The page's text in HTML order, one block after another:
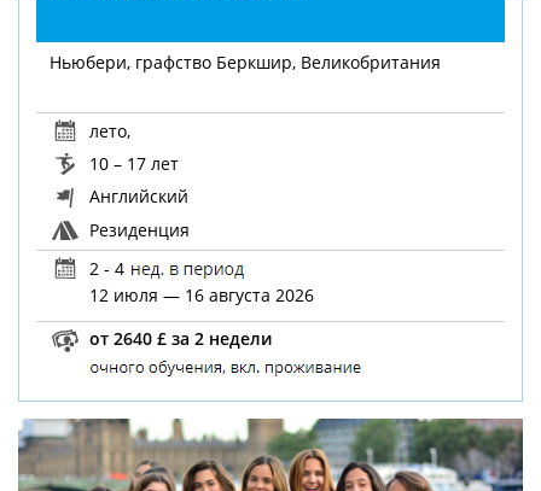
Ньюбери, графство Беркшир, Великобритания
лето,
10 – 17 лет
Английский
Резиденция
2 - 4
12 июля — 16 августа 2026
от 2640 £ за 2 недели